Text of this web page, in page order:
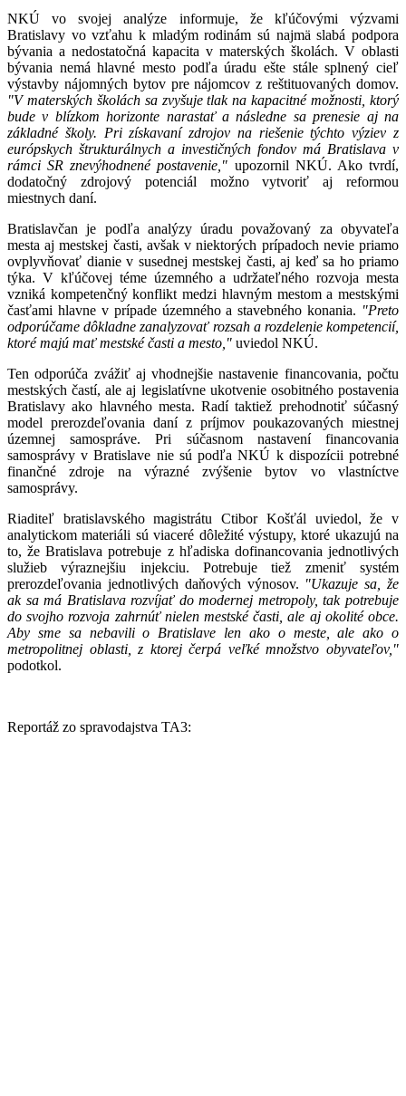
NKÚ vo svojej analýze informuje, že kľúčovými výzvami
Bratislavy vo vzťahu k mladým rodinám sú najmä slabá podpora
bývania a nedostatočná kapacita v materských školách. V oblasti
bývania nemá hlavné mesto podľa úradu ešte stále splnený cieľ
výstavby nájomných bytov pre nájomcov z reštituovaných domov.
"V materských školách sa zvyšuje tlak na kapacitné možnosti, ktorý
bude v blízkom horizonte narastať a následne sa prenesie aj na
základné školy. Pri získavaní zdrojov na riešenie týchto výziev z
európskych štrukturálnych a investičných fondov má Bratislava v
rámci SR znevýhodnené postavenie," upozornil NKÚ. Ako tvrdí,
dodatočný zdrojový potenciál možno vytvoriť aj reformou
miestnych daní.
Bratislavčan je podľa analýzy úradu považovaný za obyvateľa
mesta aj mestskej časti, avšak v niektorých prípadoch nevie priamo
ovplyvňovať dianie v susednej mestskej časti, aj keď sa ho priamo
týka. V kľúčovej téme územného a udržateľného rozvoja mesta
vzniká kompetenčný konflikt medzi hlavným mestom a mestskými
časťami hlavne v prípade územného a stavebného konania. "Preto
odporúčame dôkladne zanalyzovať rozsah a rozdelenie kompetencií,
ktoré majú mať mestské časti a mesto," uviedol NKÚ.
Ten odporúča zvážiť aj vhodnejšie nastavenie financovania, počtu
mestských častí, ale aj legislatívne ukotvenie osobitného postavenia
Bratislavy ako hlavného mesta. Radí taktiež prehodnotiť súčasný
model prerozdeľovania daní z príjmov poukazovaných miestnej
územnej samospráve. Pri súčasnom nastavení financovania
samosprávy v Bratislave nie sú podľa NKÚ k dispozícii potrebné
finančné zdroje na výrazné zvýšenie bytov vo vlastníctve
samosprávy.
Riaditeľ bratislavského magistrátu Ctibor Košťál uviedol, že v
analytickom materiáli sú viaceré dôležité výstupy, ktoré ukazujú na
to, že Bratislava potrebuje z hľadiska dofinancovania jednotlivých
služieb výraznejšiu injekciu. Potrebuje tiež zmeniť systém
prerozdeľovania jednotlivých daňových výnosov. "Ukazuje sa, že
ak sa má Bratislava rozvíjať do modernej metropoly, tak potrebuje
do svojho rozvoja zahrnúť nielen mestské časti, ale aj okolité obce.
Aby sme sa nebavili o Bratislave len ako o meste, ale ako o
metropolitnej oblasti, z ktorej čerpá veľké množstvo obyvateľov,"
podotkol.
Reportáž zo spravodajstva TA3: